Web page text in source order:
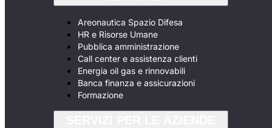
Areonautica Spazio Difesa
HR e Risorse Umane
Pubblica amministrazione
Call center e assistenza clienti
Energia oil gas e rinnovabili
Banca finanza e assicurazioni
Formazione